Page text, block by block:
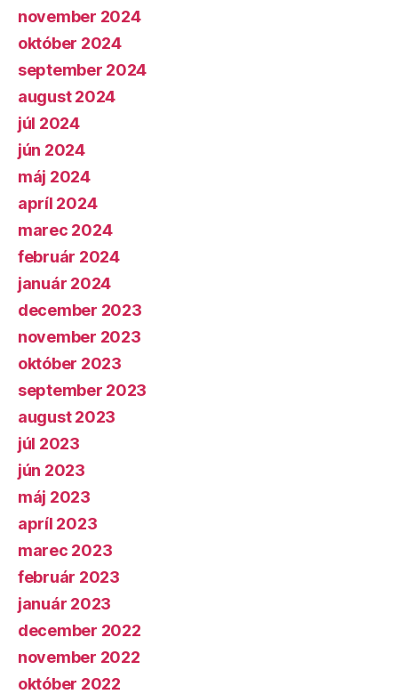
november 2024
október 2024
september 2024
august 2024
júl 2024
jún 2024
máj 2024
apríl 2024
marec 2024
február 2024
január 2024
december 2023
november 2023
október 2023
september 2023
august 2023
júl 2023
jún 2023
máj 2023
apríl 2023
marec 2023
február 2023
január 2023
december 2022
november 2022
október 2022